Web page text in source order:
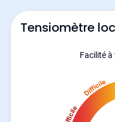
Tensiomètre
Facilité